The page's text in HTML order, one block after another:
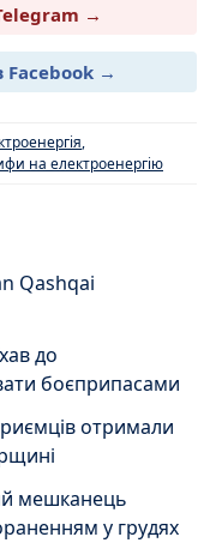
→
→
,
на електроенергію
Qashqai
до
боєприпасами
отримали
мешканець
у грудях